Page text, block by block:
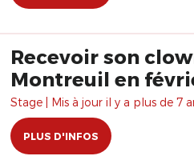
Recevoir son
Montreuil en
Stage | Mis à jour il y a plus de 7
PLUS D'INFOS